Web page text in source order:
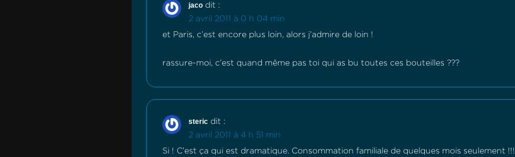
jaco dit :
2 avril 2011 à 0 h 04 min
et Paris, c’est encore plus loin, alors j’admire de loin !
rassure-moi, c’est quand même pas toi qui as bu toutes ces bouteilles ???
steric dit :
2 avril 2011 à 4 h 51 min
Si ! C’est ça qui est dramatique. Consommation familiale de quelques mois seulement !!!